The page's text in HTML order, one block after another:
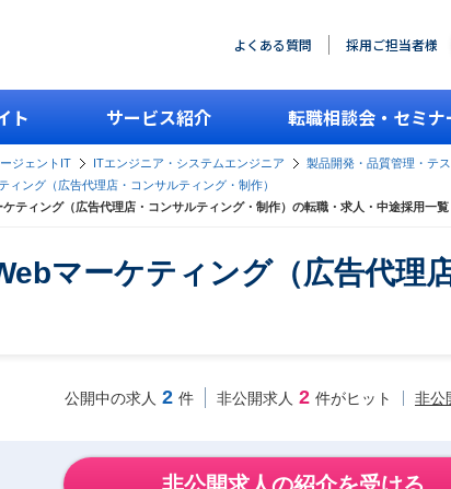
よくある質問 採用ご担当者様
ト サービス紹介 転職相談会・セミナ
ジェントIT ITエンジニア・システムエンジニア 製品開発・品質管理・テ
ィング（広告代理店・コンサルティング・制作）
ティング（広告代理店・コンサルティング・制作）の転職・求人・中途採用一覧
マーケティング（広告代理
公開中の求人 2 件 非公開求人 2 件がヒット 非公